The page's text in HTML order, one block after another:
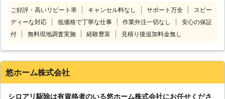
しっかりと駆除するには、出現時のみ
ならず定期的な薬剤配布による対策が
重要になってきます。シロアリ110番
では、アフターフォローも充実、ご利
強いALT（アルト）だからこそ出来る
最高峰のコストパフォーマンスを体験
してください！ 廊下を歩いていると
ご好評・高いリピート率 キャンセル料なし サポート万全
スピー
ディーな対応
低価格で丁寧な仕事 作業外注一切なし
安心の保証
付
無料現地調査実施 経験豊富 見積り後追加料金無し
悠ホーム株式会社
シロアリ駆除は有資格者のいる悠ホーム株式会社にお任せくださ